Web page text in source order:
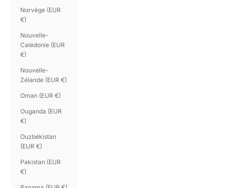
Norvège (EUR
€)
Nouvelle-
Calédonie (EUR
€)
Nouvelle-
Zélande (EUR €)
Oman (EUR €)
Ouganda (EUR
€)
Ouzbékistan
(EUR €)
Pakistan (EUR
€)